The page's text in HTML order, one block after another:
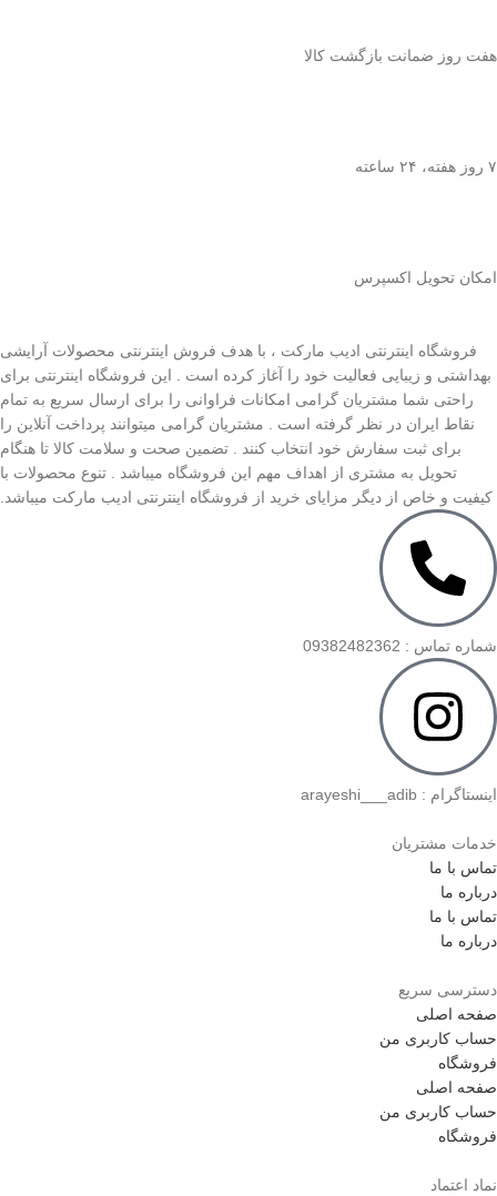
هفت روز ضمانت بازگشت کالا
۷ روز ﻫﻔﺘﻪ، ۲۴ ﺳﺎﻋﺘﻪ
اﻣﮑﺎن ﺗﺤﻮﯾﻞ اﮐﺴﭙﺮس
فروشگاه اینترنتی ادیب مارکت ، با هدف فروش اینترنتی محصولات آرایشی
بهداشتی و زیبایی فعالیت خود را آغاز کرده است . این فروشگاه اینترنتی برای
راحتی شما مشتریان گرامی امکانات فراوانی را برای ارسال سریع به تمام
نقاط ایران در نظر گرفته است . مشتریان گرامی میتوانند پرداخت آنلاین را
برای ثبت سفارش خود انتخاب کنند . تضمین صحت و سلامت کالا تا هنگام
تحویل به مشتری از اهداف مهم این فروشگاه میباشد . تنوع محصولات با
کیفیت و خاص از دیگر مزایای خرید از فروشگاه اینترنتی ادیب مارکت میباشد.
شماره تماس : 09382482362
اینستاگرام : arayeshi___adib
خدمات مشتریان
تماس با ما
درباره ما
تماس با ما
درباره ما
دسترسی سریع
صفحه اصلی
حساب کاربری من
فروشگاه
صفحه اصلی
حساب کاربری من
فروشگاه
نماد اعتماد